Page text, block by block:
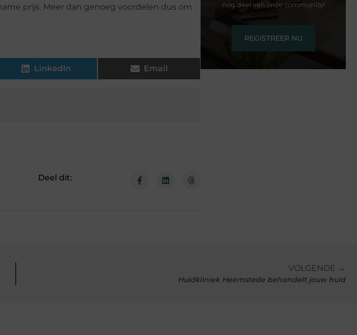
prijs. Meer dan genoeg voordelen dus om
LinkedIn Email
Deel dit:
nog deel van onze community!
REGISTREER NU
VOLGENDE →
Huidkliniek Heemstede behandelt jouw huid